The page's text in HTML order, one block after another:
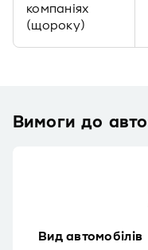
компаніях
(щороку)
Вимоги до
Вид автомобілів